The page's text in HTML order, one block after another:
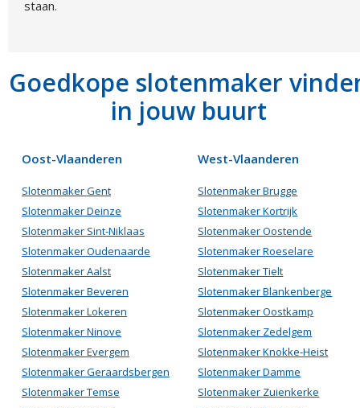
staan.
Goedkope slotenmaker
in jouw buurt
Oost-Vlaanderen
Slotenmaker Gent
Slotenmaker Deinze
Slotenmaker Sint-Niklaas
Slotenmaker Oudenaarde
Slotenmaker Aalst
Slotenmaker Beveren
Slotenmaker Lokeren
Slotenmaker Ninove
Slotenmaker Evergem
Slotenmaker Geraardsbergen
Slotenmaker Temse
West-Vlaanderen
Slotenmaker Brugge
Slotenmaker Kortrijk
Slotenmaker Oostende
Slotenmaker Roeselare
Slotenmaker Tielt
Slotenmaker Blankenberge
Slotenmaker Oostkamp
Slotenmaker Zedelgem
Slotenmaker Knokke-Heist
Slotenmaker Damme
Slotenmaker Zuienkerke